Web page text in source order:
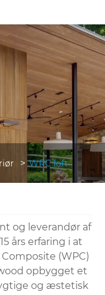
WPC loft
og leverandør af
års erfaring i at
(WPC)
opbygget et
og æstetisk